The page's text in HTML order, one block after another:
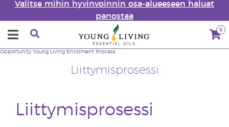
Valitse mihin hyvinvoinnin osa-alueeseen haluat
panostaa
0
Liittymisprosessi
Opportunity Young Living Enrolment Process
Liittymisprosessi